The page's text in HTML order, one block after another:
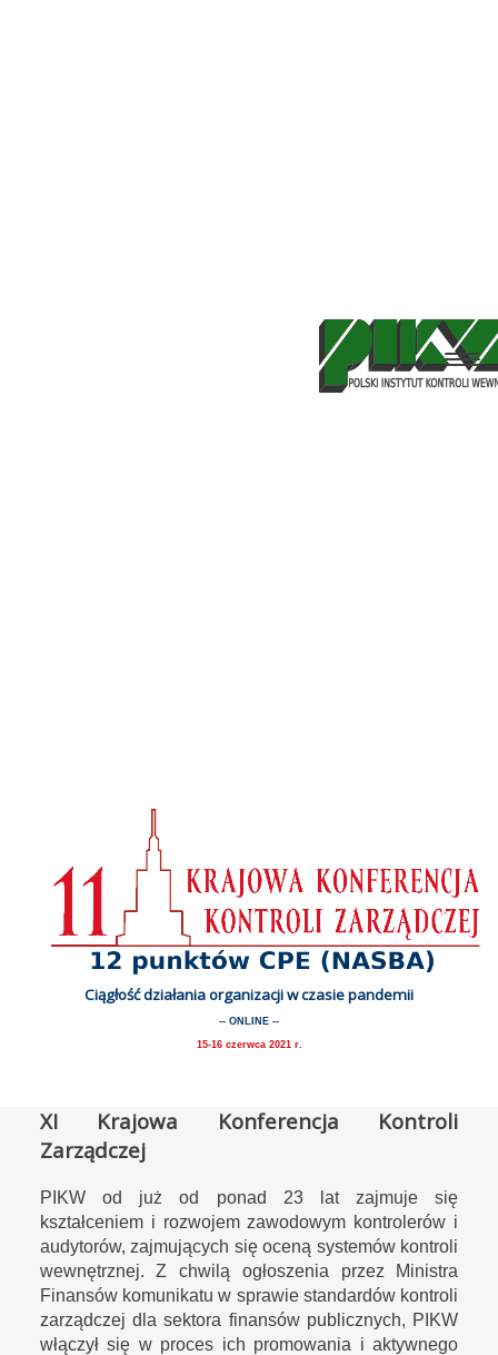
Ciągłość działania organizacji w czasie pandemii
-- ONLINE --
15-16 czerwca 2021 r.
XI Krajowa Konferencja Kontroli
Zarządczej
PIKW od już od ponad 23 lat zajmuje się
kształceniem i rozwojem zawodowym kontrolerów i
audytorów, zajmujących się oceną systemów kontroli
wewnętrznej. Z chwilą ogłoszenia przez Ministra
Finansów komunikatu w sprawie standardów kontroli
zarządczej dla sektora finansów publicznych, PIKW
włączył się w proces ich promowania i aktywnego